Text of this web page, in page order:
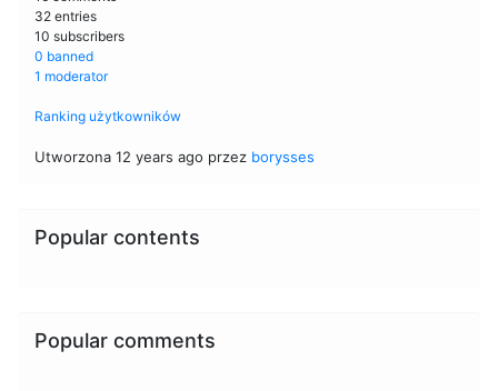
32 entries
10 subscribers
0 banned
1 moderator
Ranking użytkowników
Utworzona 12 years ago przez borysses
Popular contents
Popular comments